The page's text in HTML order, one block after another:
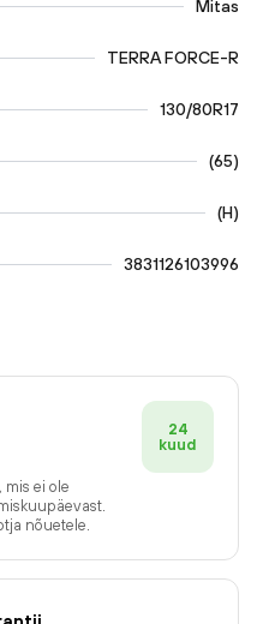
Mitas
TERRA FORCE-R
130/80R17
(65)
(H)
3831126103996
ei ole
nõuetele.
24
kuud